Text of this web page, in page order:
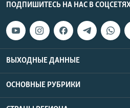
ПОДПИШИТЕСЬ НА НАС В
ВЫХОДНЫЕ ДАННЫЕ
ОСНОВНЫЕ РУБРИКИ